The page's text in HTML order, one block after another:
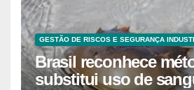
GESTÃO DE RISCOS E SEGURANÇA
Brasil reconhece
substitui uso de